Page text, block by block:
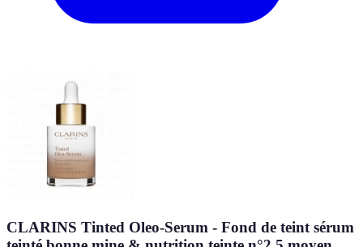
CLARINS Tinted Oleo-Serum - Fond de teint sérum